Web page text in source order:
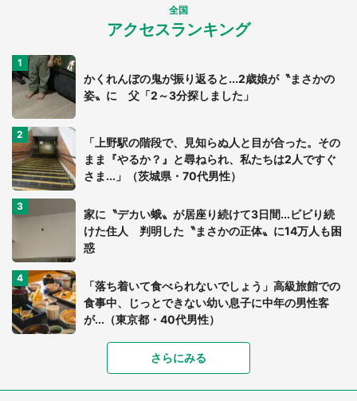
全国
アクセスランキング
かくれんぼの鬼が振り返ると...2歳娘が〝まさかの
姿〟に 父「2～3分探しました」
「上野駅の階段で、見知らぬ人と目が合った。その
まま『やるか？』と尋ねられ、私たちは2人ですぐ
さま...」（茨城県・70代男性）
家に〝デカい蛾〟が居座り続けて3日間...ビビり続
けた住人 判明した〝まさかの正体〟に14万人も困
惑
「落ち着いて食べられないでしょう」高級旅館での
食事中、じっとできない幼い息子に中年の男性客
が...（東京都・40代男性）
「富豪すぎ」1歳息子の〝店頭駄々こね〟の内容に1.
7万人驚がく 「お菓子売り場ならまだしも...」「ハ
ードル高い」
さらにみる